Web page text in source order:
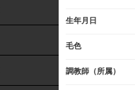
生年月日
毛色
調教師（所属）